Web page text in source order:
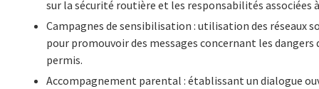
sur la sécurité routière et les responsabilités associées
Campagnes de sensibilisation : utilisation des réseaux
pour promouvoir des messages concernant les dangers
permis.
Accompagnement parental : établissant un dialogue